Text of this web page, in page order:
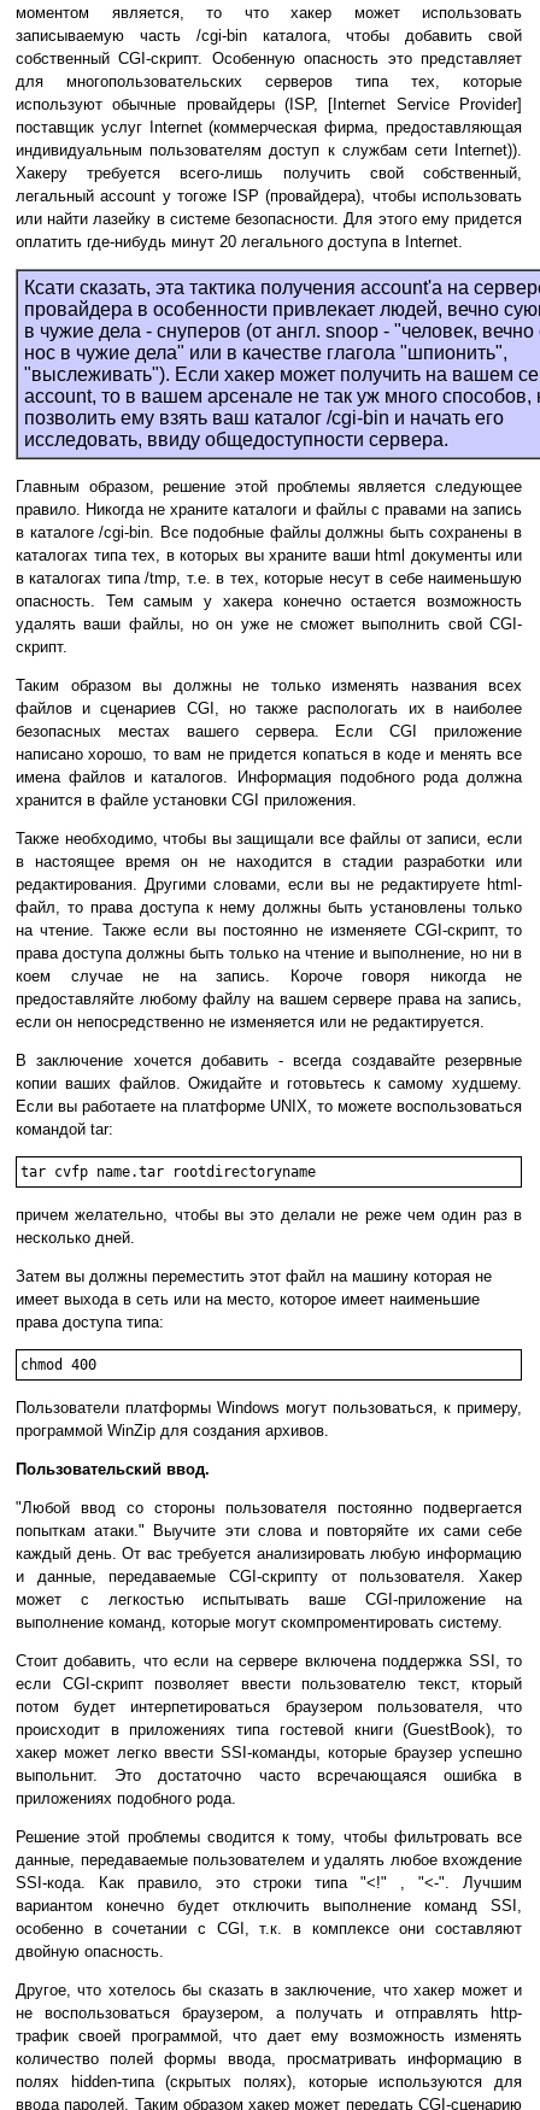
моментом является, то что хакер может использовать
записываемую часть /cgi-bin каталога, чтобы добавить свой
собственный CGI-скрипт. Особенную опасность это представляет
для многопользовательских серверов типа тех, которые
используют обычные провайдеры (ISP, [Internet Service Provider]
поставщик услуг Internet (коммерческая фирма, предоставляющая
индивидуальным пользователям доступ к службам сети Internet)).
Хакеру требуется всего-лишь получить свой собственный,
легальный account у тогоже ISP (провайдера), чтобы использовать
или найти лазейку в системе безопасности. Для этого ему придется
оплатить где-нибудь минут 20 легального доступа в Internet.
Ксати сказать, эта тактика получения account'а на
провайдера в особенности привлекает людей, вечно
в чужие дела - снуперов (от англ. snoop - "человек,
нос в чужие дела" или в качестве глагола "шпионить",
"выслеживать"). Если хакер может получить на вашем
account, то в вашем арсенале не так уж много способов,
позволить ему взять ваш каталог /cgi-bin и начать его
исследовать, ввиду общедоступности сервера.
Главным образом, решение этой проблемы является следующее
правило. Никогда не храните каталоги и файлы с правами на запись
в каталоге /cgi-bin. Все подобные файлы должны быть сохранены в
каталогах типа тех, в которых вы храните ваши html документы или
в каталогах типа /tmp, т.е. в тех, которые несут в себе наименьшую
опасность. Тем самым у хакера конечно остается возможность
удалять ваши файлы, но он уже не сможет выполнить свой CGI-
скрипт.
Таким образом вы должны не только изменять названия всех
файлов и сценариев CGI, но также распологать их в наиболее
безопасных местах вашего сервера. Если CGI приложение
написано хорошо, то вам не придется копаться в коде и менять все
имена файлов и каталогов. Информация подобного рода должна
хранится в файле установки CGI приложения.
Также необходимо, чтобы вы защищали все файлы от записи, если
в настоящее время он не находится в стадии разработки или
редактирования. Другими словами, если вы не редактируете html-
файл, то права доступа к нему должны быть установлены только
на чтение. Также если вы постоянно не изменяете CGI-скрипт, то
права доступа должны быть только на чтение и выполнение, но ни в
коем случае не на запись. Короче говоря никогда не
предоставляйте любому файлу на вашем сервере права на запись,
если он непосредственно не изменяется или не редактируется.
В заключение хочется добавить - всегда создавайте резервные
копии ваших файлов. Ожидайте и готовьтесь к самому худшему.
Если вы работаете на платформе UNIX, то можете воспользоваться
командой tar:
tar cvfp name.tar rootdirectoryname
причем желательно, чтобы вы это делали не реже чем один раз в
несколько дней.
Затем вы должны переместить этот файл на машину которая не
имеет выхода в сеть или на место, которое имеет наименьшие
права доступа типа:
chmod 400
Пользователи платформы Windows могут пользоваться, к примеру,
программой WinZip для создания архивов.
Пользовательский ввод.
"Любой ввод со стороны пользователя постоянно подвергается
попыткам атаки." Выучите эти слова и повторяйте их сами себе
каждый день. От вас требуется анализировать любую информацию
и данные, передаваемые CGI-скрипту от пользователя. Хакер
может с легкостью испытывать ваше CGI-приложение на
выполнение команд, которые могут скомпроментировать систему.
Стоит добавить, что если на сервере включена поддержка SSI, то
если CGI-скрипт позволяет ввести пользователю текст, кторый
потом будет интерпетироваться браузером пользователя, что
происходит в приложениях типа гостевой книги (GuestBook), то
хакер может легко ввести SSI-команды, которые браузер успешно
выпольнит. Это достаточно часто всречающаяся ошибка в
приложениях подобного рода.
Решение этой проблемы сводится к тому, чтобы фильтровать все
данные, передаваемые пользователем и удалять любое вхождение
SSI-кода. Как правило, это строки типа "<!" , "<-". Лучшим
вариантом конечно будет отключить выполнение команд SSI,
особенно в сочетании с CGI, т.к. в комплексе они составляют
двойную опасность.
Другое, что хотелось бы сказать в заключение, что хакер может и
не воспользоваться браузером, а получать и отправлять http-
трафик своей программой, что дает ему возможность изменять
количество полей формы ввода, просматривать информацию в
полях hidden-типа (скрытых полях), которые используются для
ввода паролей. Таким образом хакер может передать CGI-сценарию